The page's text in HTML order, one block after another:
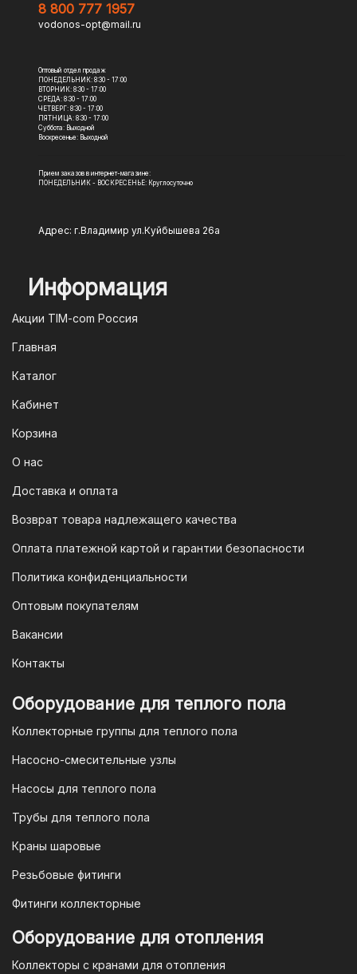
8 800 777 1957
vodonos-opt@mail.ru
Оптовый отдел продаж
ПОНЕДЕЛЬНИК: 8:30 - 17:00
ВТОРНИК: 8:30 - 17:00
СРЕДА: 8:30 - 17:00
ЧЕТВЕРГ: 8:30 - 17:00
ПЯТНИЦА: 8:30 - 17:00
Суббота: Выходной
Воскресенье: Выходной
Прием заказов в интернет-магазине:
ПОНЕДЕЛЬНИК - ВОСКРЕСЕНЬЕ: Круглосуточно
Адрес: г.Владимир ул.Куйбышева 26а
Информация
Акции TIM-com Россия
Главная
Каталог
Кабинет
Корзина
О нас
Доставка и оплата
Возврат товара надлежащего качества
Оплата платежной картой и гарантии безопасности
Политика конфиденциальности
Оптовым покупателям
Вакансии
Контакты
Оборудование для теплого пола
Коллекторные группы для теплого пола
Насосно-смесительные узлы
Насосы для теплого пола
Трубы для теплого пола
Краны шаровые
Резьбовые фитинги
Фитинги коллекторные
Оборудование для отопления
Коллекторы с кранами для отопления